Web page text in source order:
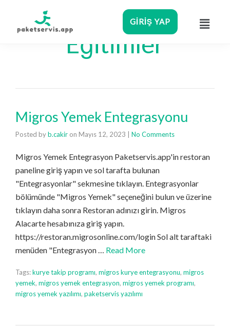
GIRIŞ YAP
Eğitimler
Migros Yemek Entegrasyonu
Posted byb.cakir on Mayıs 12, 2023 No Comments
Migros Yemek Entegrasyon Paketservis.app'in restoran
paneline giriş yapın ve sol tarafta bulunan
"Entegrasyonlar" sekmesine tıklayın. Entegrasyonlar
bölümünde "Migros Yemek" seçeneğini bulun ve üzerine
tıklayın daha sonra Restoran adınızı girin. Migros
Alacarte hesabınıza giriş yapın.
https://restoran.migrosonline.com/login Sol alt taraftaki
menüden "Entegrasyon … Read More
Tags:kurye takip programı, migros kurye entegrasyonu, migros
yemek, migros yemek entegrasyon, migros yemek programı,
migros yemek yazılımı, paketservis yazılımı